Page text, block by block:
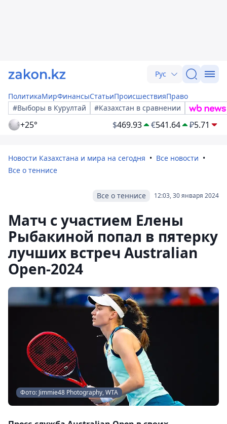
Рус
ПолитикаМирФинансыСтатьиПроисшествияПраво
#Выборы в Курултай
#Казахстан в сравнении
+25° $469.93 €541.64 ₽5.71
Новости Казахстана и мира на сегодня
Все новости
Все о теннисе
12:03, 30 января 2024
Все о теннисе
Матч с участием Елены
Рыбакиной попал в пятерку
лучших встреч Australian
Open-2024
Фото: Jimmie48 Photography, WTA